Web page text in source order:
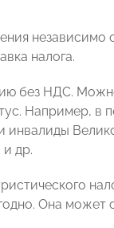
независимо
налога.
без НДС.
Например, в
инвалиды
др.
Она может